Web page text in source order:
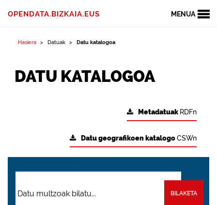
MENUA
OPENDATA.BIZKAIA.EUS
Hasiera Datuak Datu katalogoa
DATU KATALOGOA
Metadatuak RDFn
Datu geografikoen katalogoCSWn
BILAKETA